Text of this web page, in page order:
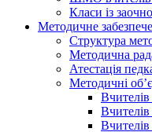
Класи із
Методичне
Структура
Методична
Атестація
Методичні
Вчителів